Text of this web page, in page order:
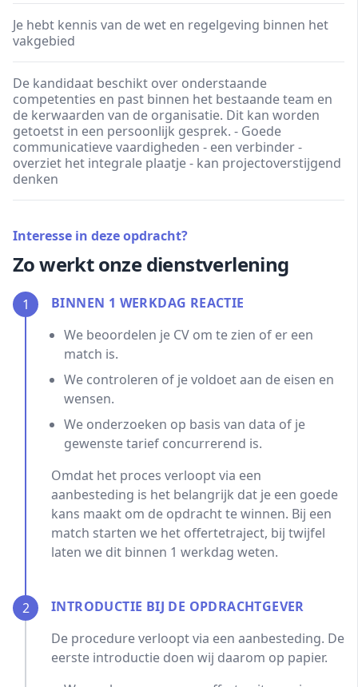
Je hebt kennis van de wet en regelgeving binnen het
vakgebied
De kandidaat beschikt over onderstaande
competenties en past binnen het bestaande team en
de kerwaarden van de organisatie. Dit kan worden
getoetst in een persoonlijk gesprek. - Goede
communicatieve vaardigheden - een verbinder -
overziet het integrale plaatje - kan projectoverstijgend
denken
Interesse in deze opdracht?
Zo werkt onze dienstverlening
1
BINNEN 1 WERKDAG REACTIE
We beoordelen je CV om te zien of er een
match is.
We controleren of je voldoet aan de eisen en
wensen.
We onderzoeken op basis van data of je
gewenste tarief concurrerend is.
Omdat het proces verloopt via een
aanbesteding is het belangrijk dat je een goede
kans maakt om de opdracht te winnen. Bij een
match starten we het offertetraject, bij twijfel
laten we dit binnen 1 werkdag weten.
2
INTRODUCTIE BIJ DE OPDRACHTGEVER
De procedure verloopt via een aanbesteding. De
eerste introductie doen wij daarom op papier.